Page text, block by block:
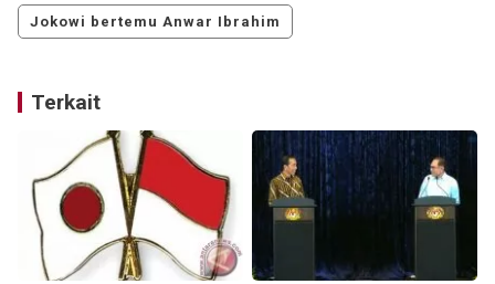
Jokowi bertemu Anwar Ibrahim
Terkait